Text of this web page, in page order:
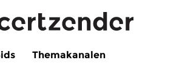
Themakanalen